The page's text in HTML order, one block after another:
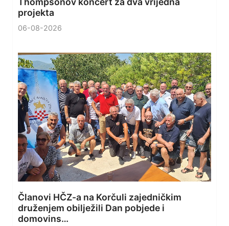
projekta
06-08-2026
Članovi HČZ-a na Korčuli zajedničkim
druženjem obilježili Dan pobjede i
domovins…